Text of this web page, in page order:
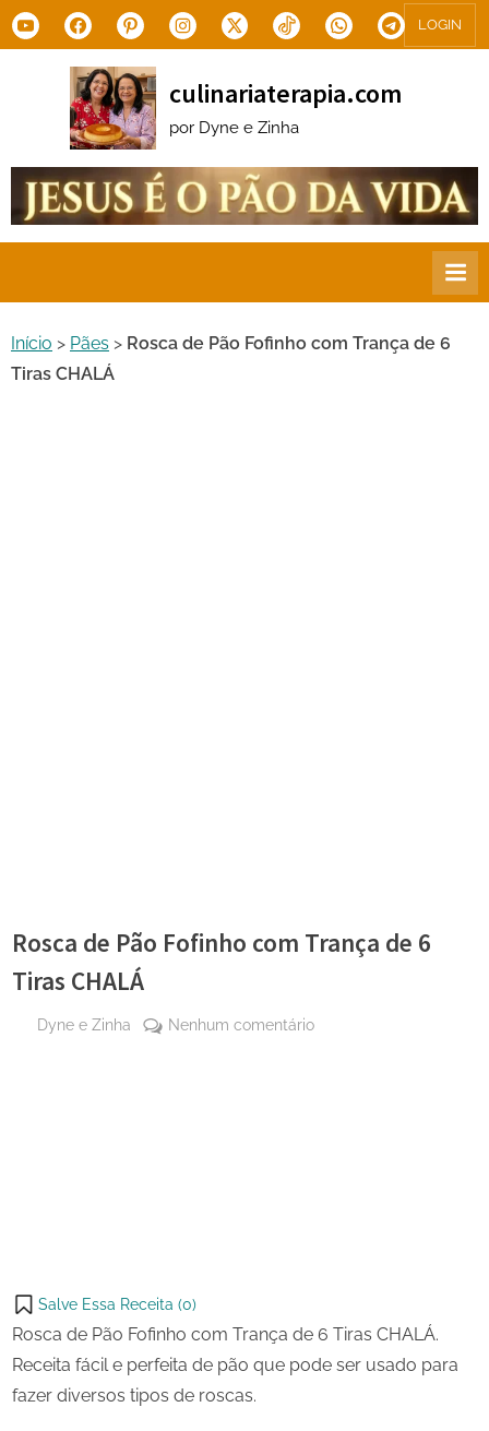
Skip
to
YoutubeFacebookPinterestInstagram
X.com Tiktok WhatsAppTelegram
LOGIN
culinariaterapia.com
por Dyne e Zinha
Início > Pães > Rosca de Pão Fofinho com Trança de 6
Tiras CHALÁ
Rosca de Pão Fofinho com Trança de 6
Tiras CHALÁ
By
Dyne e Zinha Nenhum comentárioem
on
X
Salve Essa Receita (0)
Rosca de Pão Fofinho com Trança de 6 Tiras CHALÁ.
Receita fácil e perfeita de pão que pode ser usado para
fazer diversos tipos de roscas.